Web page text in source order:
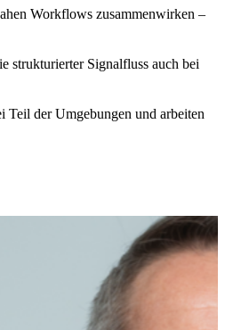
Workflows zusammenwirken –
strukturierter Signalfluss auch bei
Teil der Umgebungen und arbeiten